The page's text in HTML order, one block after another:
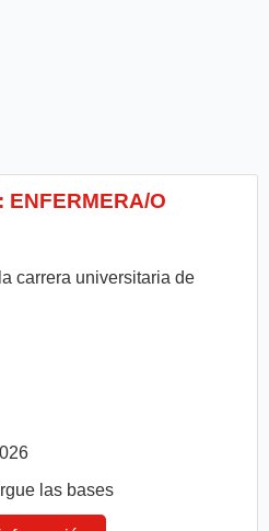
ENFERMERA/O
carrera universitaria de
las bases